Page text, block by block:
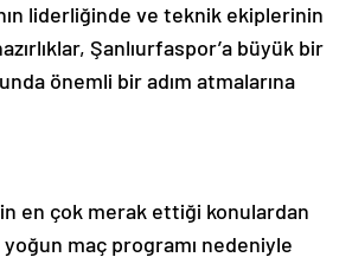
liderliğinde ve teknik ekiplerinin
Şanlıurfaspor’a büyük bir
önemli bir adım atmalarına
en çok merak ettiği konulardan
maç programı nedeniyle